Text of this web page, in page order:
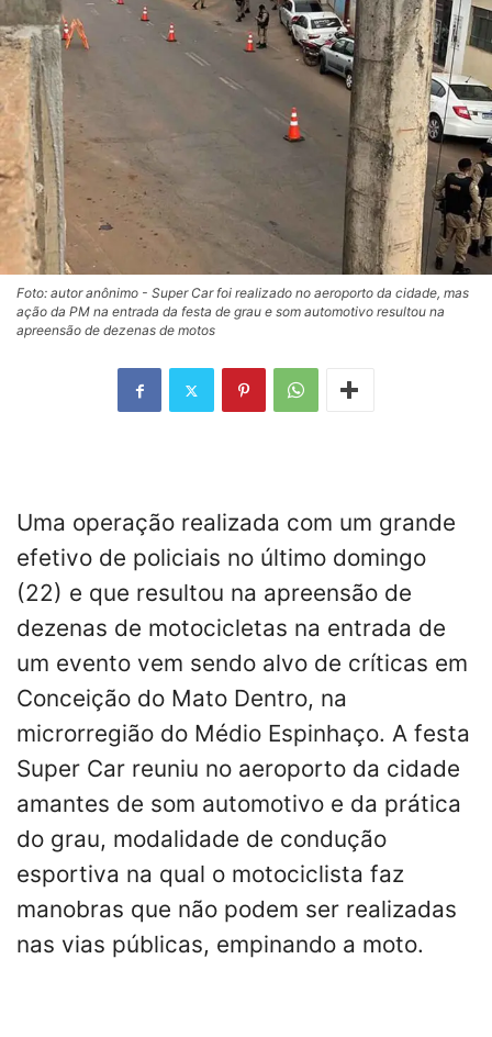
Foto: autor anônimo - Super Car foi realizado no aeroporto da cidade, mas
ação da PM na entrada da festa de grau e som automotivo resultou na
apreensão de dezenas de motos
Uma operação realizada com um grande
efetivo de policiais no último domingo
(22) e que resultou na apreensão de
dezenas de motocicletas na entrada de
um evento vem sendo alvo de críticas em
Conceição do Mato Dentro, na
microrregião do Médio Espinhaço. A festa
Super Car reuniu no aeroporto da cidade
amantes de som automotivo e da prática
do grau, modalidade de condução
esportiva na qual o motociclista faz
manobras que não podem ser realizadas
nas vias públicas, empinando a moto.